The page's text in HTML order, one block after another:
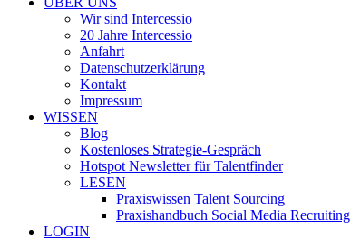
Wir sind Intercessio
20 Jahre Intercessio
Anfahrt
Datenschutzerklärung
Kontakt
Impressum
WISSEN
Blog
Kostenloses Strategie-Gespräch
Hotspot Newsletter für Talentfinder
LESEN
Praxiswissen Talent Sourcing
Praxishandbuch Social Media Recruiting
LOGIN